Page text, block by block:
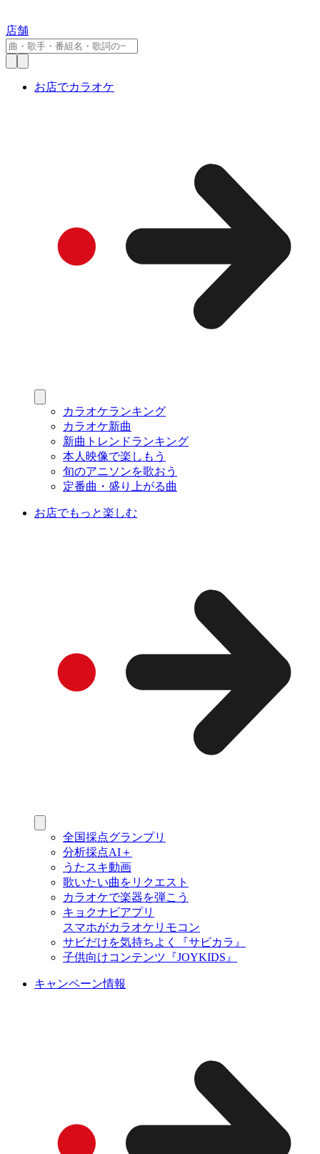
店舗
お店でカラオケ
カラオケランキング
カラオケ新曲
新曲トレンドランキング
本人映像で楽しもう
旬のアニソンを歌おう
定番曲・盛り上がる曲
お店でもっと楽しむ
全国採点グランプリ
分析採点AI＋
うたスキ動画
歌いたい曲をリクエスト
カラオケで楽器を弾こう
キョクナビアプリ
スマホがカラオケリモコン
サビだけを気持ちよく『サビカラ』
子供向けコンテンツ『JOYKIDS』
キャンペーン情報